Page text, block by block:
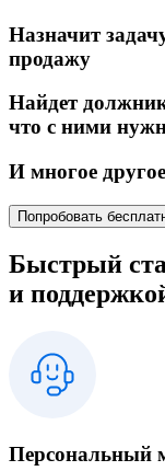
Назначит
продажу
Найдет
что с ними
И многое другое
Попробовать
Быстрый
и
Персональный